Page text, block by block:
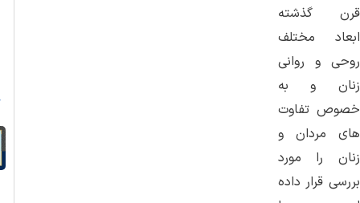
قرن گذشته
ابعاد مختلف
روحی و روانی
زنان و به
خصوص تفاوت
های مردان و
زنان را مورد
بررسی قرار داده